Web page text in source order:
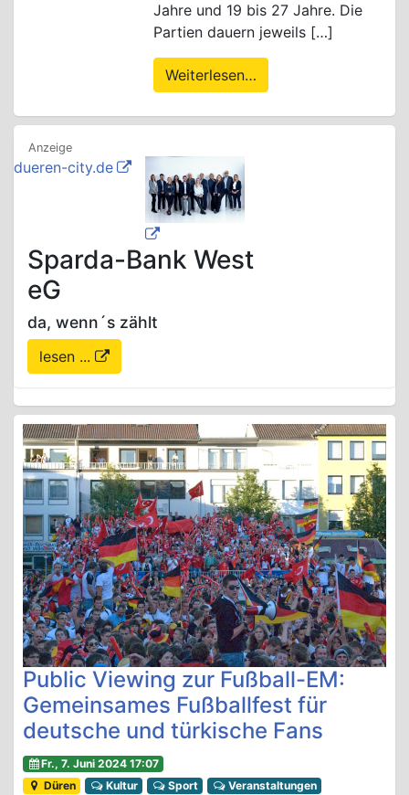
Jahre und 19 bis 27 Jahre. Die
Partien dauern jeweils […]
Weiterlesen…
dueren-city.de
Sparda-Bank West
eG
da, wenn´s zählt
lesen ...
Public Viewing zur Fußball-EM:
Gemeinsames Fußballfest für
deutsche und türkische Fans
Fr., 7. Juni 2024 17:07
Düren
Kultur Sport Veranstaltungen